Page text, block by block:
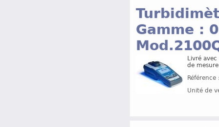
Gamme :
Livré
de
Unité de